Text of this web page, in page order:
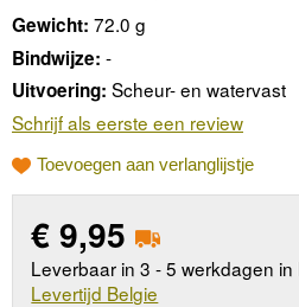
Gewicht: 72.0 g
Bindwijze: -
Uitvoering: Scheur- en watervast
Schrijf als eerste een review
Toevoegen aan verlanglijstje
€9,95
Leverbaar in 3 - 5 werkdagen
Levertijd Belgie